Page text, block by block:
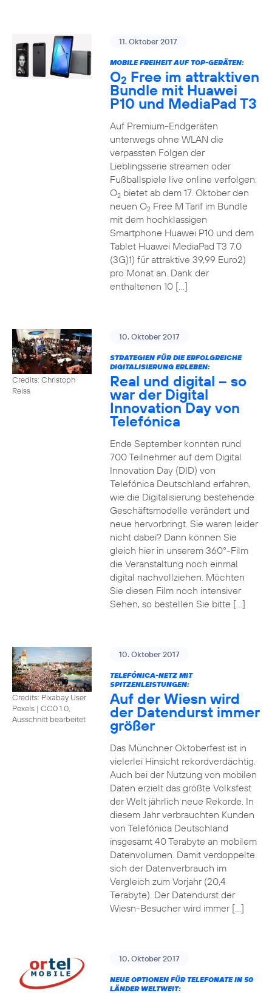
11. Oktober 2017
MOBILE FREIHEIT AUF TOP-GERÄTEN:
O2 Free im attraktiven
Bundle mit Huawei
P10 und MediaPad T3
Auf Premium-Endgeräten
unterwegs ohne WLAN die
verpassten Folgen der
Lieblingsserie streamen oder
Fußballspiele live online verfolgen:
O2bietet ab dem 17. Oktober den
neuen O2Free M Tarif im Bundle
mit dem hochklassigen
Smartphone Huawei P10 und dem
Tablet Huawei MediaPad T3 7.0
(3G)1) für attraktive 39,99 Euro2)
pro Monat an. Dank der
enthaltenen 10 […]
Credits: Christoph
Reiss
10. Oktober 2017
STRATEGIEN FÜR DIE ERFOLGREICHE
DIGITALISIERUNG ERLEBEN:
Real und digital – so
war der Digital
Innovation Day von
Telefónica
Ende September konnten rund
700 Teilnehmer auf dem Digital
Innovation Day (DID) von
Telefónica Deutschland erfahren,
wie die Digitalisierung bestehende
Geschäftsmodelle verändert und
neue hervorbringt. Sie waren leider
nicht dabei? Dann können Sie
gleich hier in unserem 360°-Film
die Veranstaltung noch einmal
digital nachvollziehen. Möchten
Sie diesen Film noch intensiver
Sehen, so bestellen Sie bitte […]
Credits: Pixabay User
Pexels | CC0 1.0,
Ausschnitt bearbeitet
10. Oktober 2017
TELEFÓNICA-NETZ MIT
SPITZENLEISTUNGEN:
Auf der Wiesn wird
der Datendurst immer
größer
Das Münchner Oktoberfest ist in
vielerlei Hinsicht rekordverdächtig.
Auch bei der Nutzung von mobilen
Daten erzielt das größte Volksfest
der Welt jährlich neue Rekorde. In
diesem Jahr verbrauchten Kunden
von Telefónica Deutschland
insgesamt 40 Terabyte an mobilem
Datenvolumen. Damit verdoppelte
sich der Datenverbrauch im
Vergleich zum Vorjahr (20,4
Terabyte). Der Datendurst der
Wiesn-Besucher wird immer […]
10. Oktober 2017
NEUE OPTIONEN FÜR TELEFONATE IN 50
LÄNDER WELTWEIT: